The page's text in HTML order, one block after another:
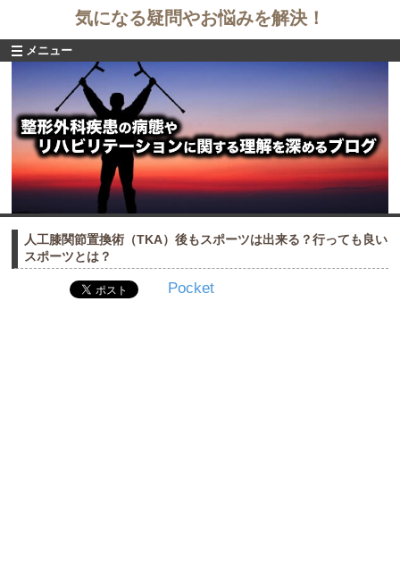
気になる疑問やお悩みを解決！
メニュー
人工膝関節置換術（TKA）後もスポーツは出来る？行っても良い
スポーツとは？
Pocket